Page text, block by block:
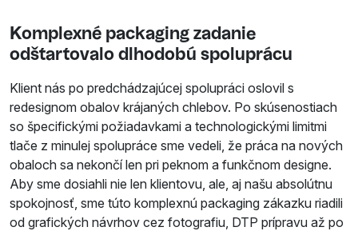
Komplexné packaging zadanie
odštartovalo dlhodobú spoluprácu
Klient nás po predchádzajúcej spolupráci oslovil s
redesignom obalov krájaných chlebov. Po skúsenostiach
so špecifickými požiadavkami a technologickými limitmi
tlače z minulej spolupráce sme vedeli, že práca na nových
obaloch sa nekončí len pri peknom a funkčnom designe.
Aby sme dosiahli nie len klientovu, ale, aj našu absolútnu
spokojnosť, sme túto komplexnú packaging zákazku riadili
od grafických návrhov cez fotografiu, DTP prípravu až po